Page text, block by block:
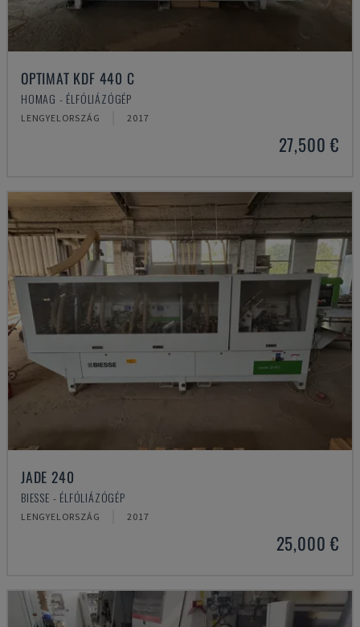
OPTIMAT KDF 440 C
HOMAG - ÉLFÓLIÁZÓGÉP
LENGYELORSZÁG 2017
27,500 €
JADE 240
BIESSE - ÉLFÓLIÁZÓGÉP
LENGYELORSZÁG 2017
25,000 €